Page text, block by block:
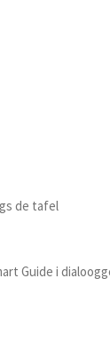
de tafel
Guide i